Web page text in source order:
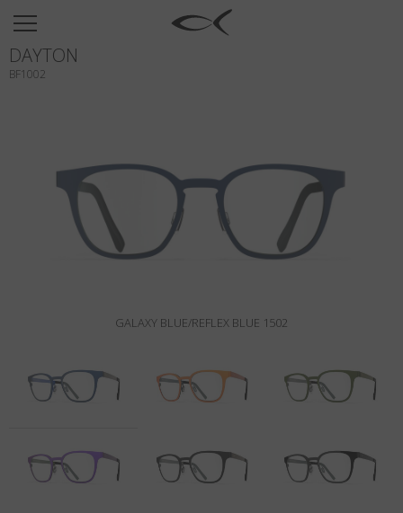
SUN
OPTICAL
NEWSROOM
Liste de souhaits
Français
GALAXY BLUE/REFLEX BLUE 1502
DAYTON
BF1002